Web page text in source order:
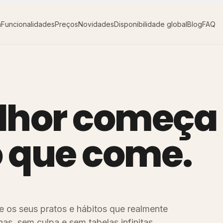
FuncionalidadesPreçosNovidadesDisponibilidade globalBlogFAQ
come.
os seus pratos e hábitos que realmente